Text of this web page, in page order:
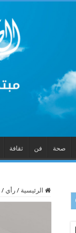
صحة فن ثقافة
الرئيسية / رأي /